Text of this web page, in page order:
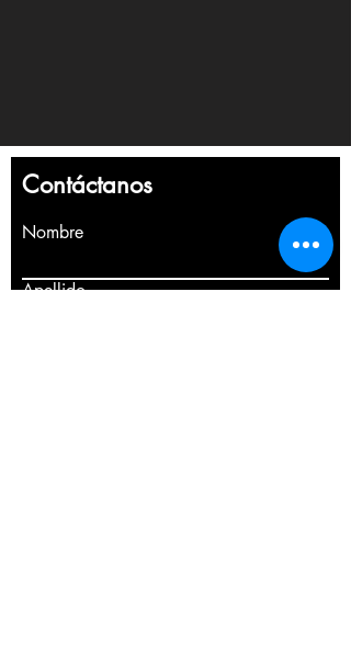
Contáctanos
Nombre
Apellido